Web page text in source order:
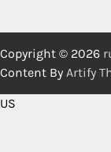
Copyright © 2026
Content By Artify
US